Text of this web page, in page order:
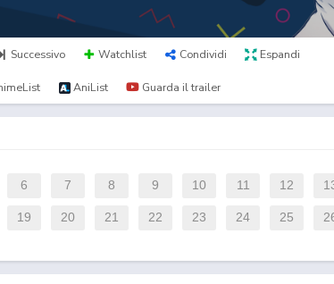
Successivo Watchlist Condividi Espandi
AniList Guarda il trailer
6 7 8 9 10 11 12
19 20 21 22 23 24 25